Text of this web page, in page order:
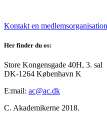
Kontakt en medlemsorganisation
Her finder du os:
Store Kongensgade 40H, 3. sal
DK-1264 København K
E:mail: ac@ac.dk
C. Akademikerne 2018.